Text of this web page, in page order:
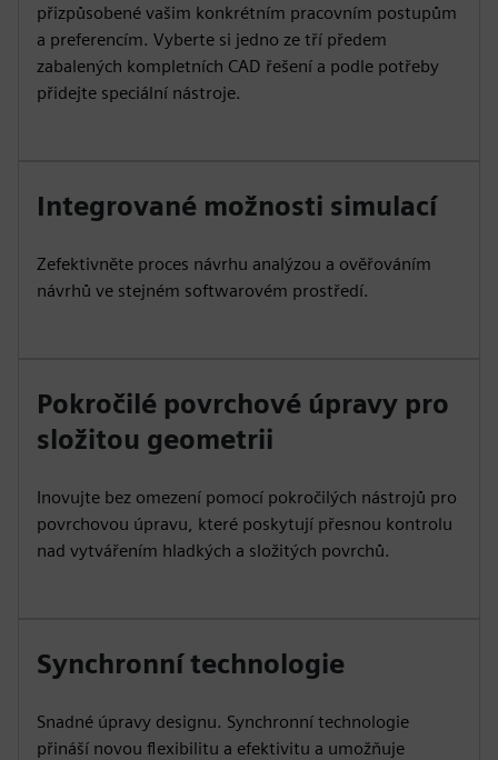
přizpůsobené vašim konkrétním pracovním postupům
a preferencím. Vyberte si jedno ze tří předem
zabalených kompletních CAD řešení a podle potřeby
přidejte speciální nástroje.
Integrované možnosti simulací
Zefektivněte proces návrhu analýzou a ověřováním
návrhů ve stejném softwarovém prostředí.
Pokročilé povrchové úpravy pro
složitou geometrii
Inovujte bez omezení pomocí pokročilých nástrojů pro
povrchovou úpravu, které poskytují přesnou kontrolu
nad vytvářením hladkých a složitých povrchů.
Synchronní technologie
Snadné úpravy designu. Synchronní technologie
přináší novou flexibilitu a efektivitu a umožňuje